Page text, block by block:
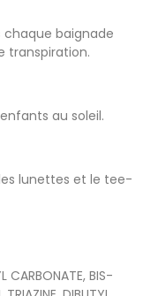
chaque baignade
transpiration.
au soleil.
lunettes et le tee-
CARBONATE, BIS-